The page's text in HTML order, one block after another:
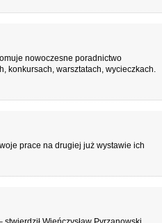
nowoczesne poradnictwo
konkursach, warsztatach, wycieczkach.
prace na drugiej już wystawie ich